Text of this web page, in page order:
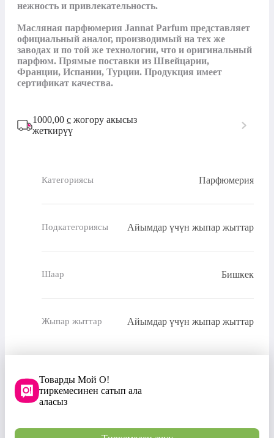
нежность и привлекательность.
Масляная парфюмерия Jannat Parfum представляет
официальный аналог, производимый на тех же
заводах и по той же технологии, что и оригинальный
парфюм. Прямые поставки из Швейцарии,
Франции, Испании, Турции. Продукция имеет
сертификат качества.
1000,00 с жогору акысыз
жеткирүү
Категориясы Парфюмерия
Подкатегориясы Айымдар үчүн жыпар жыттар
Шаар Бишкек
Жыпар жыттар Айымдар үчүн жыпар жыттар
Товарды Мой О!
тиркемесинен сатып ала
аласыз